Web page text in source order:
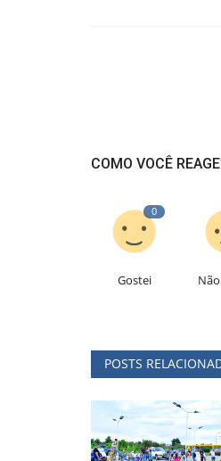
COMO VOCÊ
0
Gostei
POSTS